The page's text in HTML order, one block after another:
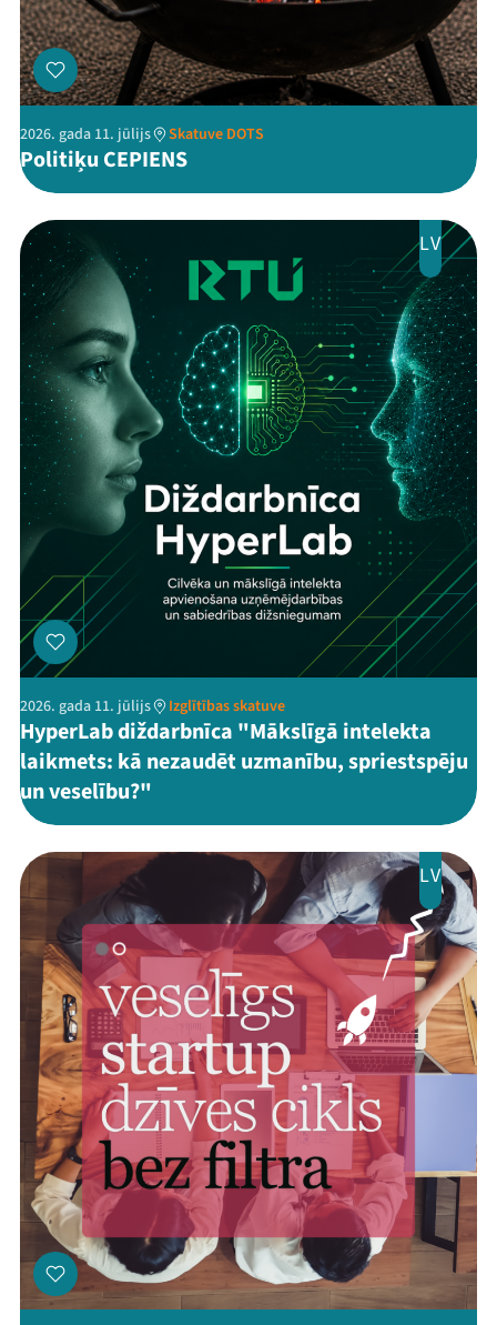
2026. gada 11. jūlijs Skatuve DOTS
Politiķu CEPIENS
LV
2026. gada 11. jūlijs Izglītības skatuve
HyperLab diždarbnīca "Mākslīgā intelekta
laikmets: kā nezaudēt uzmanību, spriestspēju
un veselību?"
LV